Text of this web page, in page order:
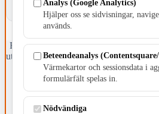
Fristående webbtidningsföretag grundat
ut tidningen Skillingaryd.nu och 2010
april 2026 omfattar Skillingaryd.nu
Värnamo och
Kontakta
E-post:
Analys (Google Analytics)
Hjälper oss se sidvisningar,
används.
Beteendeanalys
Värmekartor och sessionsdata i
formulärfält spelas in.
Nödvändiga